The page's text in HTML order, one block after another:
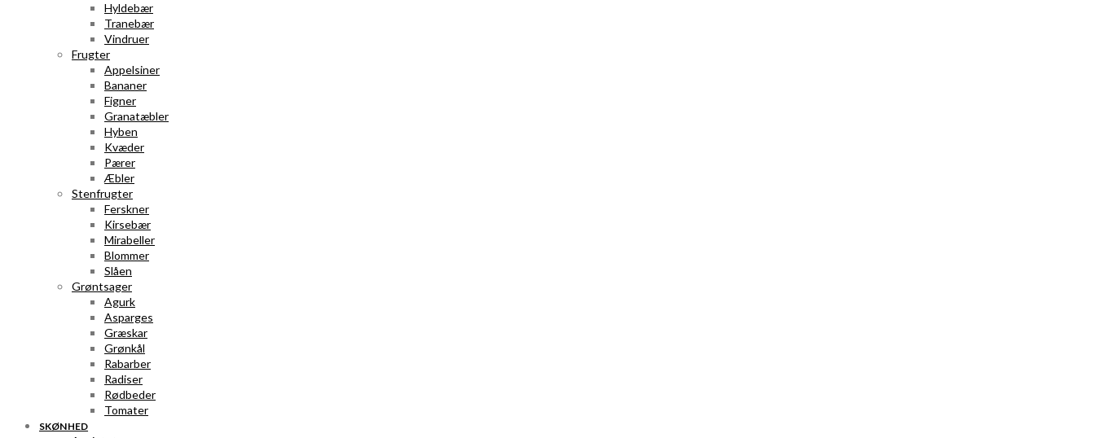
Hyldebær
Tranebær
Vindruer
Frugter
Appelsiner
Bananer
Figner
Granatæbler
Hyben
Kvæder
Pærer
Æbler
Stenfrugter
Ferskner
Kirsebær
Mirabeller
Blommer
Slåen
Grøntsager
Agurk
Asparges
Græskar
Grønkål
Rabarber
Radiser
Rødbeder
Tomater
SKØNHED